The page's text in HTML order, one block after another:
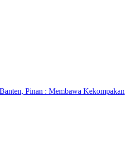
Pinan : Membawa Kekompakan